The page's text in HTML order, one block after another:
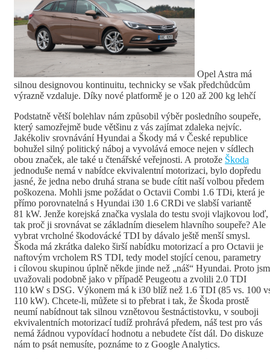
Opel Astra má
silnou designovou kontinuitu, technicky se však předchůdcům
výrazně vzdaluje. Díky nové platformě je o 120 až 200 kg lehčí
Podstatně větší bolehlav nám způsobil výběr posledního soupeře,
který samozřejmě bude většinu z vás zajímat zdaleka nejvíc.
Jakékoliv srovnávání Hyundai a Škody má v České republice
bohužel silný politický náboj a vyvolává emoce nejen v sídlech
obou značek, ale také u čtenářské veřejnosti. A protože Škoda
jednoduše nemá v nabídce ekvivalentní motorizaci, bylo dopředu
jasné, že jedna nebo druhá strana se bude cítit naší volbou předem
poškozena. Mohli jsme požádat o Octavii Combi 1.6 TDi, která je
přímo porovnatelná s Hyundai i30 1.6 CRDi ve slabší variantě
81 kW. Jenže korejská značka vyslala do testu svoji vlajkovou loď,
tak proč ji srovnávat se základním dieselem hlavního soupeře? Ale
vybrat vrcholné škodovácké TDI by dávalo ještě menší smysl.
Škoda má zkrátka daleko širší nabídku motorizací a pro Octavii je
naftovým vrcholem RS TDI, tedy model stojící cenou, parametry
i cílovou skupinou úplně někde jinde než „náš“ Hyundai. Proto
uvažovali podobně jako v případě Peugeotu a zvolili 2.0 TDI
110 kW s DSG. Výkonem má k i30 blíž než 1.6 TDI (85 vs. 100
110 kW). Chcete-li, můžete si to přebrat i tak, že Škoda prostě
neumí nabídnout tak silnou vznětovou šestnáctistovku, v souboji
ekvivalentních motorizací tudíž prohrává předem, náš test pro vás
nemá žádnou vypovídací hodnotu a nebudete číst dál. Do diskuze
nám to psát nemusíte, poznáme to z Google Analytics.